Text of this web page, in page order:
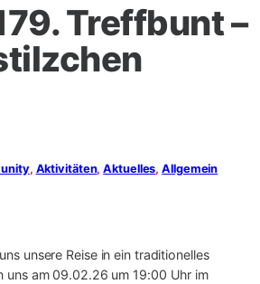
Treffbunt –
, Aktivitäten, Aktuelles, Allgemein
unsere Reise in ein traditionelles
uns am 09.02.26 um 19:00 Uhr im